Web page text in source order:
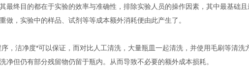
终目的都在于实验的效率与准确性，排除实验人员的操作因素，其中最基础
，实验中的样品、试剂等等成本额外消耗便由此产生了。
洁净度*可以保证，而对比人工清洗，大量瓶皿一起清洗，并使用毛刷等清洗
但仍有部分残留物仍留于瓶内。从而导致不必要的额外成本损耗。